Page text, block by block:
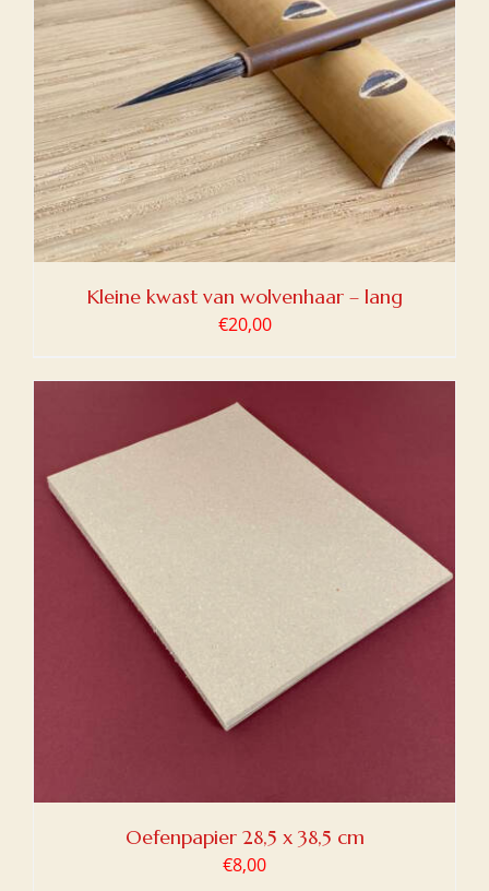
Kleine kwast van wolvenhaar – lang
€20,00
Oefenpapier 28,5 x 38,5 cm
€8,00